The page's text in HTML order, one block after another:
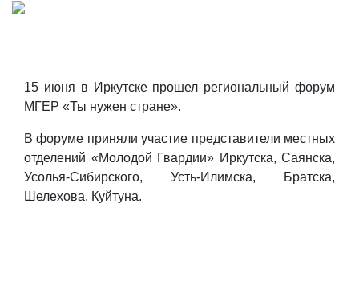
15 июня в Иркутске прошел региональный форум
МГЕР «Ты нужен стране».
В форуме приняли участие представители местных
отделений «Молодой Гвардии» Иркутска, Саянска,
Усолья-Сибирского, Усть-Илимска, Братска,
Шелехова, Куйтуна.